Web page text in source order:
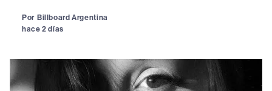
Por Billboard Argentina
hace 2 días